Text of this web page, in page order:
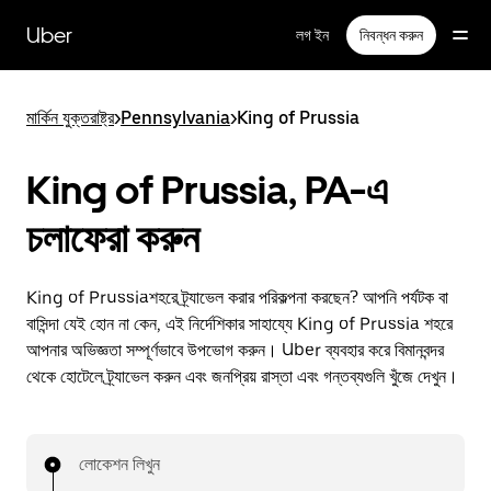
প্রধান
বিষয়সূচিতে
Uber লগ ইন নিবন্ধন করুন
মার্কিন যুক্তরাষ্ট্র>Pennsylvania>King of Prussia
King of Prussia, PA-এ
চলাফেরা করুন
King of Prussiaশহরে ট্র্যাভেল করার পরিকল্পনা করছেন? আপনি পর্যটক বা
বাসিন্দা যেই হোন না কেন, এই নির্দেশিকার সাহায্যে King of Prussia শহরে
আপনার অভিজ্ঞতা সম্পূর্ণভাবে উপভোগ করুন। Uber ব্যবহার করে বিমানবন্দর
থেকে হোটেলে ট্র্যাভেল করুন এবং জনপ্রিয় রাস্তা এবং গন্তব্যগুলি খুঁজে দেখুন।
লোকেশন লিখুন